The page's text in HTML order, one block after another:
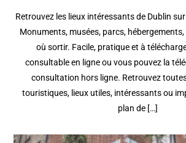
Retrouvez les lieux intéressants de Dublin
Monuments, musées, parcs,
où sortir. Facile, pratique et à
consultable en ligne ou vous pouvez la
consultation hors ligne. Retrouvez
touristiques, lieux utiles, intéressants ou
plan de […]